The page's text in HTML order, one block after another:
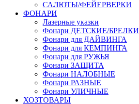
САЛЮТЫ/ФЕЙЕРВЕРКИ
ФОНАРИ
Лазерные указки
Фонари ДЕТСКИЕ/БРЕЛКИ
Фонари для ДАЙВИНГА
Фонари для КЕМПИНГА
Фонари для РУЖЬЯ
Фонари ЗАЩИТА
Фонари НАЛОБНЫЕ
Фонари РАЗНЫЕ
Фонари УЛИЧНЫЕ
ХОЗТОВАРЫ